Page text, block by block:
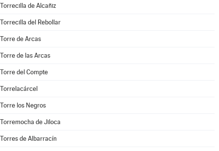
Torrecilla de Alcañiz
Torrecilla del Rebollar
Torre de Arcas
Torre de las Arcas
Torre del Compte
Torrelacárcel
Torre los Negros
Torremocha de Jiloca
Torres de Albarracín